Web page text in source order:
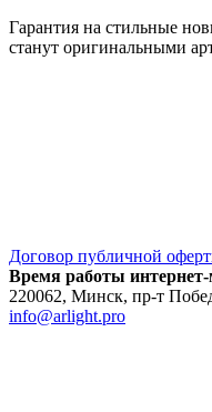
Гарантия на стильные
станут оригинальными
Договор публичной
Время работы интернет-
220062, Минск, пр-т
info@arlight.pro